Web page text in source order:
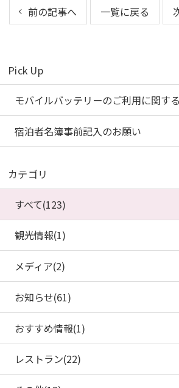
前の記事へ 一覧に戻る
Pick Up
モバイルバッテリーのご利用に関す
宿泊者名簿事前記入のお願い
カテゴリ
すべて(123)
観光情報(1)
メディア(2)
お知らせ(61)
おすすめ情報(1)
レストラン(22)